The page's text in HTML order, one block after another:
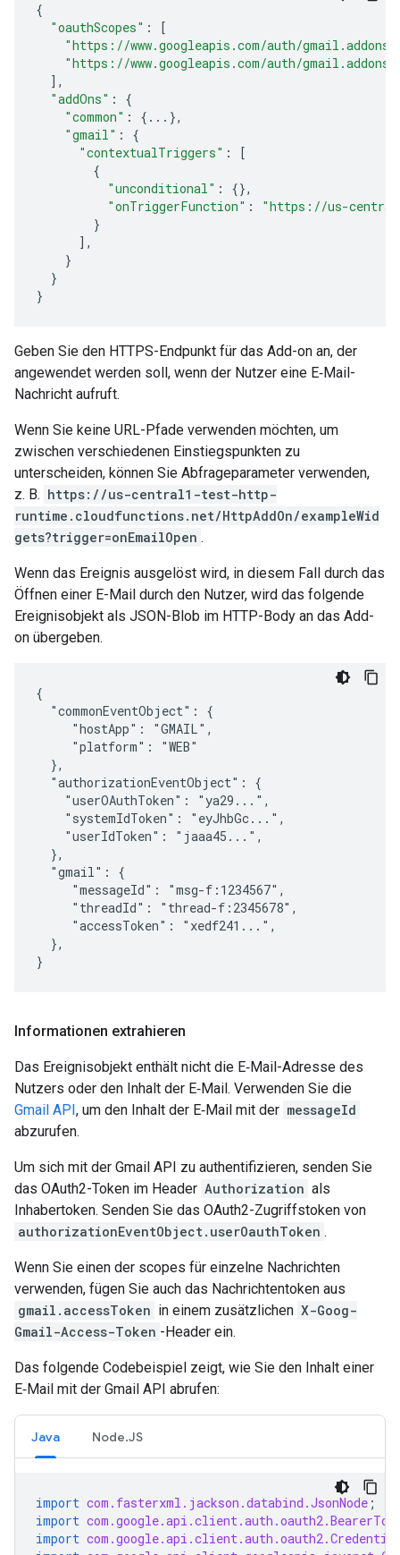
{
"oauthScopes" :
[
"https://www.googleapis.com/auth/
"https://www.googleapis.com/auth/
],
"addOns" :
{
"common" : { ... },
"gmail" :
{
"contextualTriggers" :
[
{
"unconditional" :
{},
"onTriggerFunction" :
"https://us-
}
],
}
}
}
Geben Sie den HTTPS-Endpunkt für das Add-on an, der
angewendet werden soll, wenn der Nutzer eine E‑Mail-
Nachricht aufruft.
Wenn Sie keine URL-Pfade verwenden möchten, um
zwischen verschiedenen Einstiegspunkten zu
unterscheiden, können Sie Abfrageparameter verwenden,
z. B. https://us-central1-test-http-
runtime.cloudfunctions.net/HttpAddOn/exampleWid
gets?trigger=onEmailOpen .
Wenn das Ereignis ausgelöst wird, in diesem Fall durch das
Öffnen einer E-Mail durch den Nutzer, wird das folgende
Ereignisobjekt als JSON-Blob im HTTP-Body an das Add-
on übergeben.
{
  "commonEventObject": {
     "hostApp": "GMAIL",
     "platform": "WEB"
  },
  "authorizationEventObject": {
    "userOAuthToken": "ya29...",
    "systemIdToken": "eyJhbGc...",
    "userIdToken": "jaaa45...",
  },
  "gmail": {
     "messageId": "msg-f:1234567",
     "threadId": "thread-f:2345678",
     "accessToken": "xedf241...",
  },
}
Informationen extrahieren
Das Ereignisobjekt enthält nicht die E‑Mail-Adresse des
Nutzers oder den Inhalt der E‑Mail. Verwenden Sie die
Gmail API, um den Inhalt der E‑Mail mit der messageId
abzurufen.
Um sich mit der Gmail API zu authentifizieren, senden Sie
das OAuth2-Token im Header Authorization als
Inhabertoken. Senden Sie das OAuth2-Zugriffstoken von
authorizationEventObject.userOauthToken .
Wenn Sie einen der scopes für einzelne Nachrichten
verwenden, fügen Sie auch das Nachrichtentoken aus
gmail.accessToken in einem zusätzlichen X-Goog-
Gmail-Access-Token -Header ein.
Das folgende Codebeispiel zeigt, wie Sie den Inhalt einer
E‑Mail mit der Gmail API abrufen:
Java Node.JS
import com.fasterxml.jackson.databind.JsonNode ;
import
import